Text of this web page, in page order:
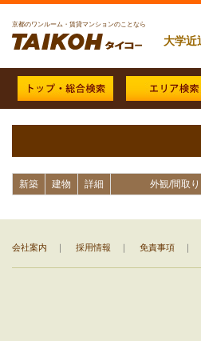
京都のワンルーム・賃貸マンションのことなら
大学近
新築 建物 詳細 外観/間取り
会社案内 ｜ 採用情報 ｜ 免責事項 ｜